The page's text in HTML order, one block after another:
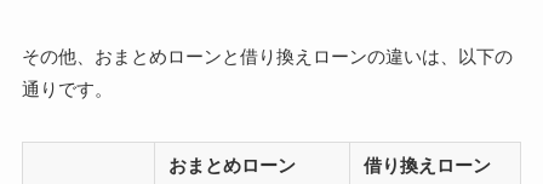
その他、おまとめローンと借り換えローンの違いは、以下の
通りです。
おまとめローン 借り換えローン